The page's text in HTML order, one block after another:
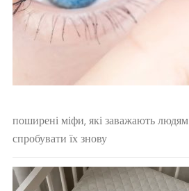
поширені міфи, які заважають людям
спробувати їх знову